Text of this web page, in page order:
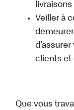
livraisons
Veiller à
clients et
Que vous